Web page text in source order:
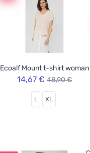
Ecoalf Mount t-shirt woman
14,67 € 48,90 €
L XL